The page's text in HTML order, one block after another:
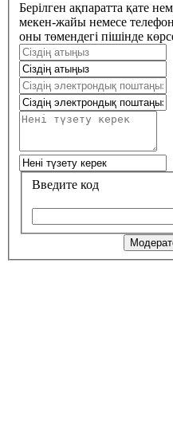
Берілген ақпаратта қате
мекен-жайы немесе телефон
оны төмендегі пішінде
Введите код